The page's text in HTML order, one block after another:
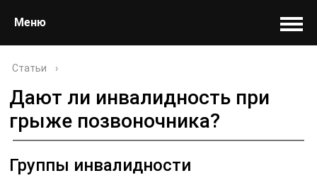
Меню
Статьи ›
Дают ли инвалидность при
грыже позвоночника?
Группы инвалидности